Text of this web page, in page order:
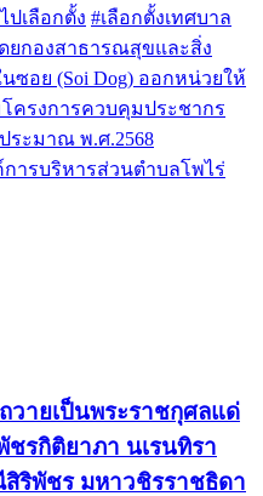
ปเลือกตั้ง #เลือกตั้งเทศบาล
ยกองสาธารณสุขและสิ่ง
อย (Soi Dog) ออกหน่วยให้
ครงการควบคุมประชากร
ระมาณ พ.ศ.2568
ารบริหารส่วนตำบลโพไร่
ายเป็นพระราชกุศลแด่
ชรกิติยาภา นเรนทิรา
ริพัชร มหาวชิรราชธิดา